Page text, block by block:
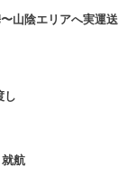
山陰エリアへ実運送
し
航